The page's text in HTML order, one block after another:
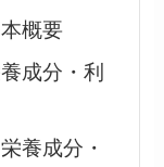
概要
成分・利
養成分・